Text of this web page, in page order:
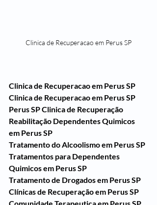
Clinica de Recuperacao em Perus SP
Clinica de Recuperacao em Perus SP
Clinica de Recuperacao em Perus SP
Perus SP Clinica de Recuperação
Reabilitação Dependentes Quimicos
em Perus SP
Tratamento do Alcoolismo em Perus SP
Tratamentos para Dependentes
Quimicos em Perus SP
Tratamento de Drogados em Perus SP
Clínicas de Recuperação em Perus SP